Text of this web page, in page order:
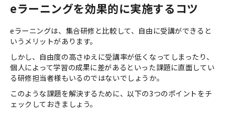
eラーニングを効果的に実施するコツ
eラーニングは、集合研修と比較して、自由に受講ができると
いうメリットがあります。
しかし、自由度の高さゆえに受講率が低くなってしまったり、
個人によって学習の成果に差があるといった課題に直面してい
る研修担当者様もいるのではないでしょうか。
このような課題を解決するために、以下の3つのポイントをチ
ェックしておきましょう。